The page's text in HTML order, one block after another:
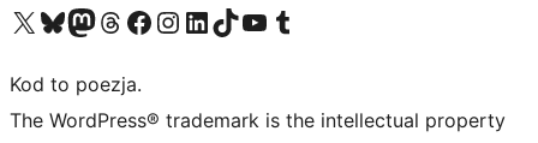
Odwiedź nasze konto X (dawniej Twitter)
Odwiedź nasze konto Bluesky
Odwiedź nasze konto na Mastodoncie
Odwiedź naszego Threadsa
Odwiedź naszego Facebooka
Odwiedź nasze konto na Instagramie
Odwiedź nasze konto na LinkedIn
Odwiedź naszego TikToka
Odwiedź nasz kanał YouTube
Odwiedź naszego Tumblra
Kod to poezja.
The WordPress® trademark is the intellectual property